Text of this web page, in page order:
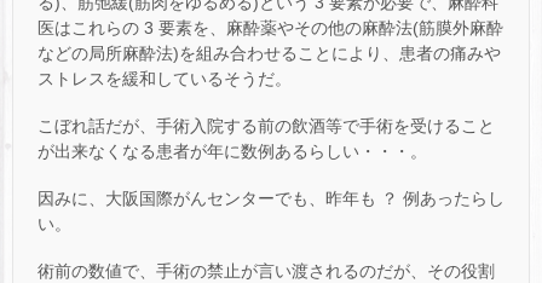
医はこれらの 3 要素を、麻酔薬やその他の麻酔法(筋膜外麻酔
などの局所麻酔法)を組み合わせることにより、患者の痛みや
ストレスを緩和しているそうだ。
こぼれ話だが、手術入院する前の飲酒等で手術を受けること
が出来なくなる患者が年に数例あるらしい・・・。
因みに、大阪国際がんセンターでも、昨年も ？ 例あったらし
い。
術前の数値で、手術の禁止が言い渡されるのだが、その役割